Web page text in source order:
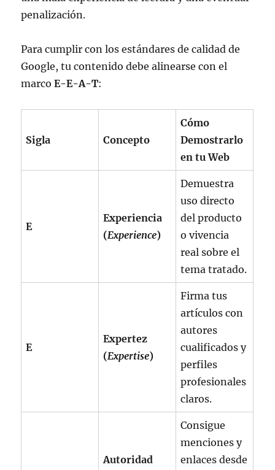
penalización.
Para cumplir con los estándares de calidad de
Google, tu contenido debe alinearse con el
marcoE-E-A-T:
Sigla Concepto
Cómo
Demostrarlo
en tu Web
E
Experiencia
(Experience)
Demuestra
uso directo
del producto
o vivencia
real sobre el
tema tratado.
E
Expertez
(Expertise)
Firma tus
artículos con
autores
cualificados y
perfiles
profesionales
claros.
Autoridad
Consigue
menciones y
enlaces desde